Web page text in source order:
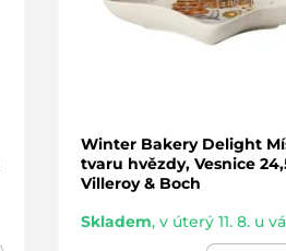
Winter Bakery Delight
tvaru hvězdy, Vesnice
Villeroy & Boch
Skladem, v úterý 11. 8. u